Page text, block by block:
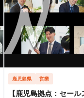
鹿児島県 営業
【鹿児島拠点：セー